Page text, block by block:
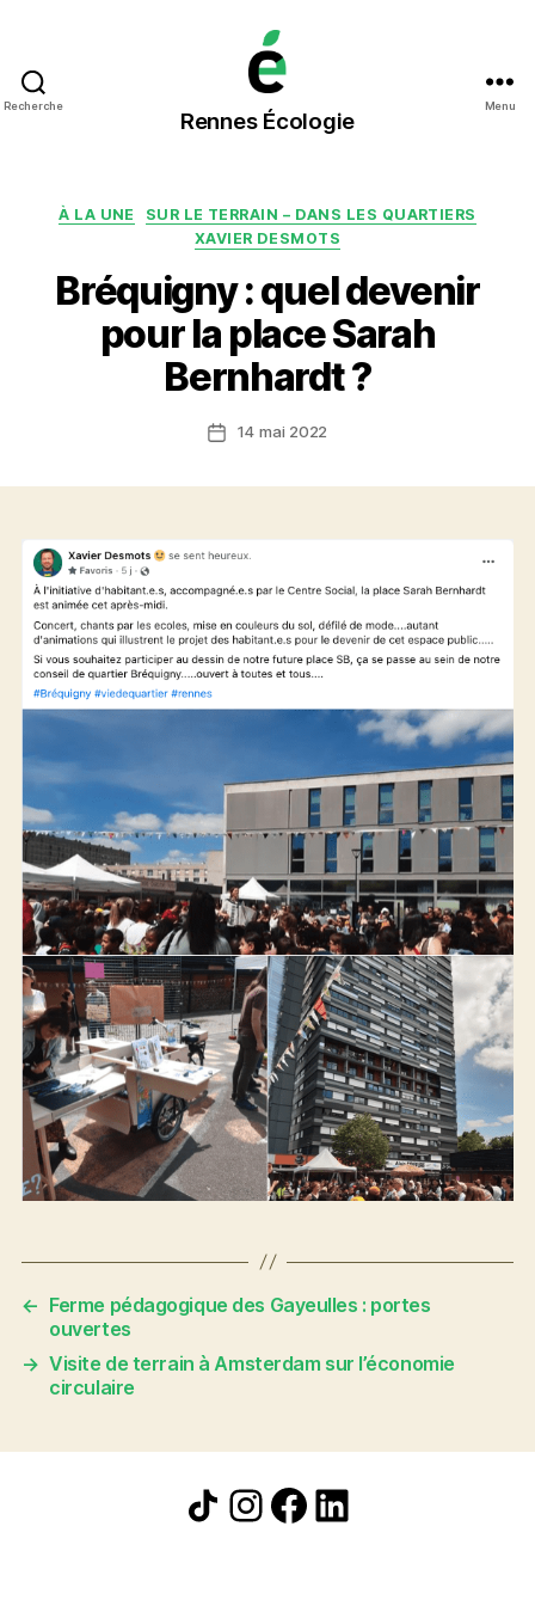
Recherche
Rennes
Écologie
Rennes Écologie
Menu
Catégories
À LA UNE
SUR LE TERRAIN – DANS LES QUARTIERS
XAVIER DESMOTS
Bréquigny : quel devenir
pour la place Sarah
Bernhardt ?
Date14 mai 2022
← Ferme pédagogique des Gayeulles : portes
ouvertes
→ Visite de terrain à Amsterdam sur l’économie
circulaire
Icône de partage
Instagram
Facebook
LinkedIn